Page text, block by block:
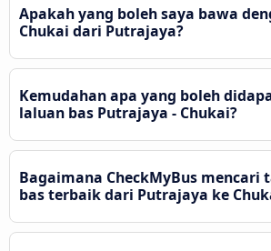
Apakah yang boleh saya bawa
Chukai dari Putrajaya?
Kemudahan apa yang boleh
laluan bas Putrajaya - Chukai?
Bagaimana CheckMyBus mencari
bas terbaik dari Putrajaya ke